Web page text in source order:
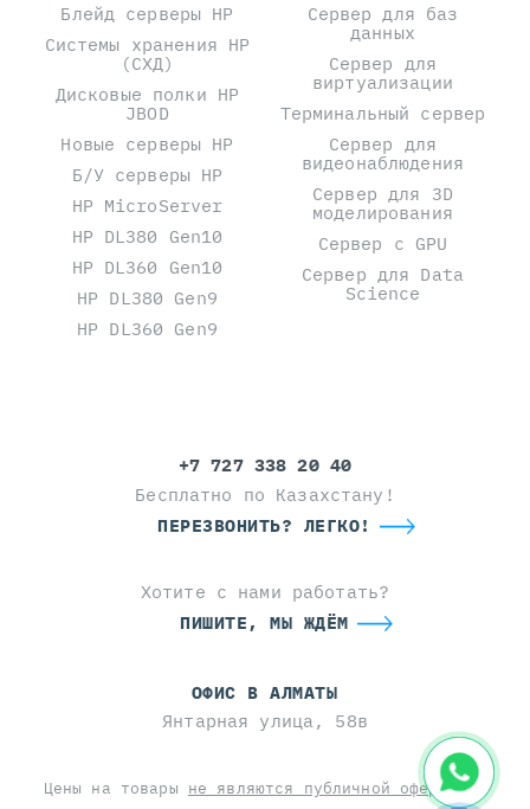
Блейд серверы HP
Системы хранения HP
(СХД)
Дисковые полки HP
JBOD
Новые серверы HP
Б/У серверы HP
HP MicroServer
HP DL380 Gen10
HP DL360 Gen10
HP DL380 Gen9
HP DL360 Gen9
Сервер для баз
данных
Сервер для
виртуализации
Терминальный сервер
Сервер для
видеонаблюдения
Сервер для 3D
моделирования
Сервер с GPU
Сервер для Data
Science
+7 727 338 20 40
Бесплатно по Казахстану!
ПЕРЕЗВОНИТЬ? ЛЕГКО!
Хотите с нами работать?
ПИШИТЕ, МЫ ЖДЁМ
ОФИС В АЛМАТЫ
Янтарная улица, 58в
Цены на товары не являются публичной офертойи